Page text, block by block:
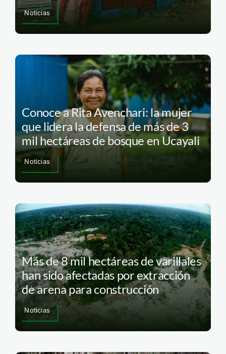
Noticias
Conoce a Rita Avenchari: la mujer
que lidera la defensa de más de 3
mil hectáreas de bosque en Ucayali
Noticias
Más de 8 mil hectáreas de varillales
han sido afectadas por extracción
de arena para construcción
Noticias